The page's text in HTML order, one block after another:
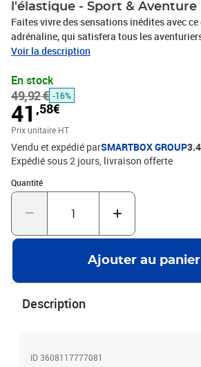
l'élastique - Sport & Aventure
Faites vivre des sensations inédites avec
adrénaline, qui satisfera tous les
vide et à affronter le grand frisson. Les
personne à quatre personnes. Une
qu’inoubliable !1 saut à l’élastique pour 1 à
de saut
Voir la description
En stock
49,92 € -16%
41 ,58€
Prix unitaire HT
Vendu et expédié parSMARTBOX GROUP
Expédié sous 2 jours livraison offerte
Quantité
Quantité : 1
Ajouter au panier
Description
ID 3608117777081